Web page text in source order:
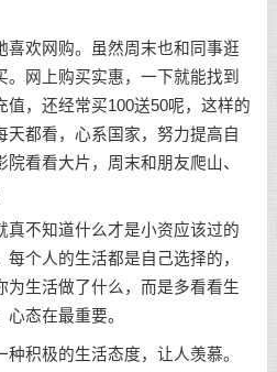
喜欢网购。虽然周末也和同事逛
网上购买实惠，一下就能找到
值，还经常买100送50呢，这样的
天都看，心系国家，努力提高自
看看大片，周末和朋友爬山、
真不知道什么才是小资应该过的
个人的生活都是自己选择的，
为生活做了什么，而是多看看生
态在最重要。
积极的生活态度，让人羡慕。